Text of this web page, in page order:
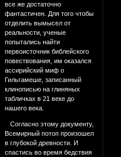
все же достаточно
фантастичен. Для того чтобы
отделить вымысел от
реальности, ученые
попытались найти
первоисточник библейского
повествования, им оказался
ассирийский миф о
Гильгамеше, записанный
клинописью на глиняных
табличках в 21 веке до
нашего века.
Согласно этому документу,
Всемирный потоп произошел
в глубокой древности. И
спастись во время бедствия